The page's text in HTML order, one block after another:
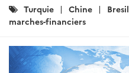
Catégories
:
Turquie Chine Bresil
marches-financiers